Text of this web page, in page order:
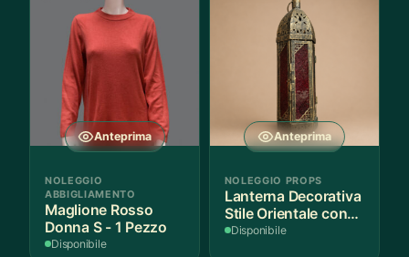
Anteprima
NOLEGGIO
ABBIGLIAMENTO
Maglione Rosso
Donna S - 1 Pezzo
Disponibile
Anteprima
NOLEGGIO PROPS
Lanterna Decorativa
Stile Orientale con
Vetri Rossi
Disponibile